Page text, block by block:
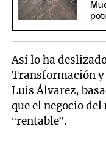
Así lo ha
Transformación y
Luis Álvarez,
que el negocio
“rentable”.